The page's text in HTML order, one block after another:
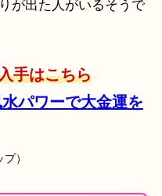
が出た人がいるそうで
手はこちら
パワーで大金運を
）